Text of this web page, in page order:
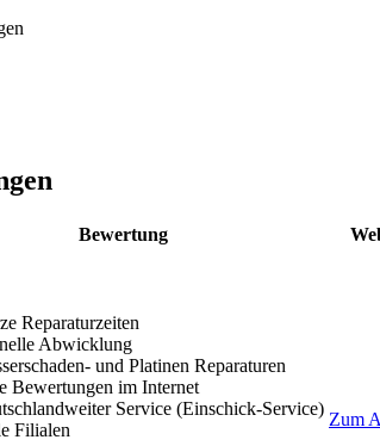
Bewertung
Reparaturzeiten
Abwicklung
und Platinen Reparaturen
Bewertungen im Internet
Service (Einschick-Service)
Filialen
Zum